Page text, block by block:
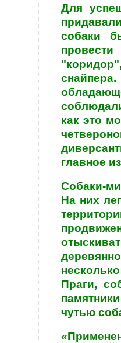
Для
собаки
как это
главное
Собаки-
На них
Праги,
чутью